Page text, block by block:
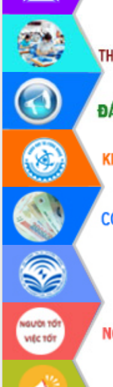
Xã Ea Kar bước chuyển mình trong
công tác cải cách hành chính mô
mới
UBND tỉnh họp báo định kỳ tháng 4
năm 2026
Hội thảo khoa học “Giải pháp thúc
phát triển nền kinh tế xanh tại tỉnh
Đắk Lắk”
Tăng cường giám sát, đôn đốc
hiện nhiệm vụ quản lý tài sản công
hàng tuần
Tháo gỡ những vướng mắc, đẩy
công tác cải cách thủ tục hành
tại Trung tâm Phục vụ hành chính
công tỉnh
Đắk Lắk: Tôn vinh 46 giải pháp tại
thi Sáng tạo Kỹ thuật 2024 - 2025
Đắk Lắk rà soát, điều chỉnh Đề án
về phát triển nuôi trồng thủy sản
Phó Chủ tịch UBND tỉnh Đắk Lắk
Trương Công Thái kiểm tra thực
Dự án cao tốc Khánh Hòa - Buôn
Thuột
Định vị cà phê Việt Nam như một
sản sống” trong dòng chảy toàn cầu
Xây dựng nông thôn mới: Nâng
sống người dân từ những mô hình
thực
Quyết liệt tháo gỡ vướng mắc, đẩy